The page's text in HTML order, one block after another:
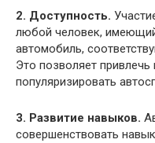
2. Доступность.
любой человек,
автомобиль,
Это позволяет
популяризировать
3. Развитие навыков.
совершенствовать